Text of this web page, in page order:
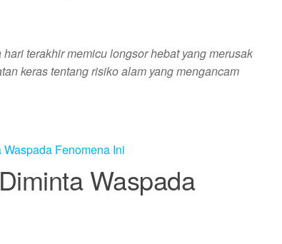
terakhir memicu longsor hebat yang merusak
keras tentang risiko alam yang mengancam
Waspada